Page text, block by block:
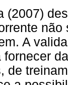
(2007)
A
de